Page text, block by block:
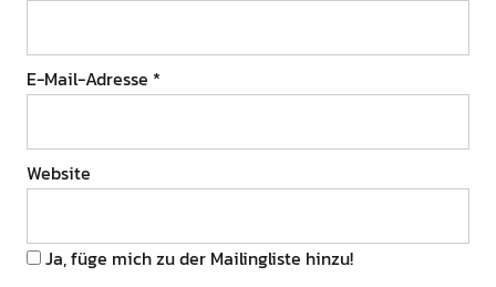
E-Mail-Adresse *
Website
Ja, füge mich zu der Mailingliste hinzu!